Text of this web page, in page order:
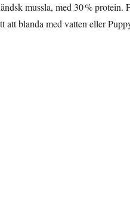
mussla, med 30 % protein.
blanda med vatten eller